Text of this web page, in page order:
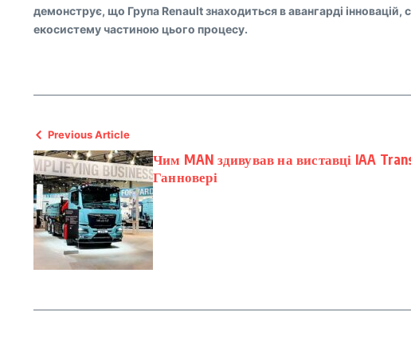
демонструє, що Група Renault знаходиться в авангарді
екосистему частиною цього процесу.
Previous Article
Чим MAN здивував на виставці IAA
Ганновері